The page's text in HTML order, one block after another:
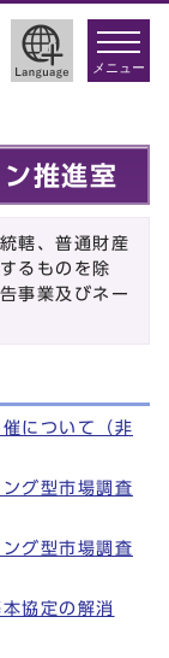
toggle
メニュー
推進室
轄、普通財産
るものを除
事業及びネー
について（非
グ型市場調査
グ型市場調査
協定の解消